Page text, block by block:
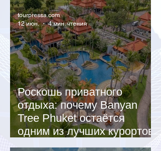
Роскошь приватного
отдыха: почему Banyan
Tree Phuket остаётся
одним из лучших курортов
Таиланда
tourpressa.com
12 июн.
4 мин. чтения